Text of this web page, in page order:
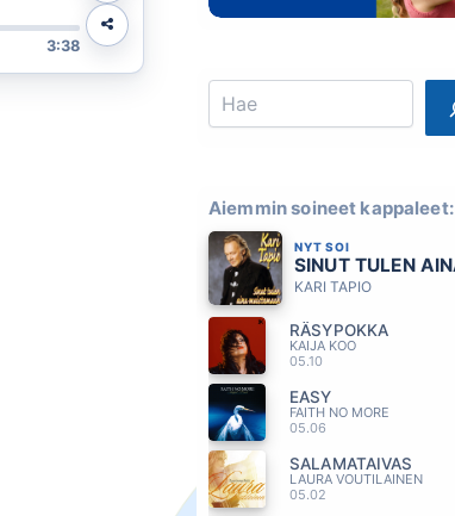
3:38
Search
Aiemmin soineet kappaleet:
NYT SOI
KARI TAPIO
RÄSYPOKKA
KAIJA KOO
05.10
EASY
FAITH NO MORE
05.06
SALAMATAIVAS
LAURA VOUTILAINEN
05.02